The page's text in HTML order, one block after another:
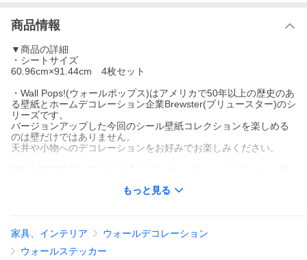
商品情報
▼商品の詳細
・シートサイズ
60.96cm×91.44cm 4枚セット
・Wall Pops!(ウォールポップス)はアメリカで50年以上の歴史のあ
る壁紙とホームデコレーション企業Brewster(ブリュースター)のシ
リーズです。
バージョンアップした今回のシール壁紙コレクションを楽しめる
のは壁だけではありません。
天井や小物へのデコレーションをお好みでお楽しみください。
汚れ 傷 キズ 壁紙屋本 舗 ポイント利用
もっと見る
家具、インテリア
ウォールデコレーション
ウォールステッカー